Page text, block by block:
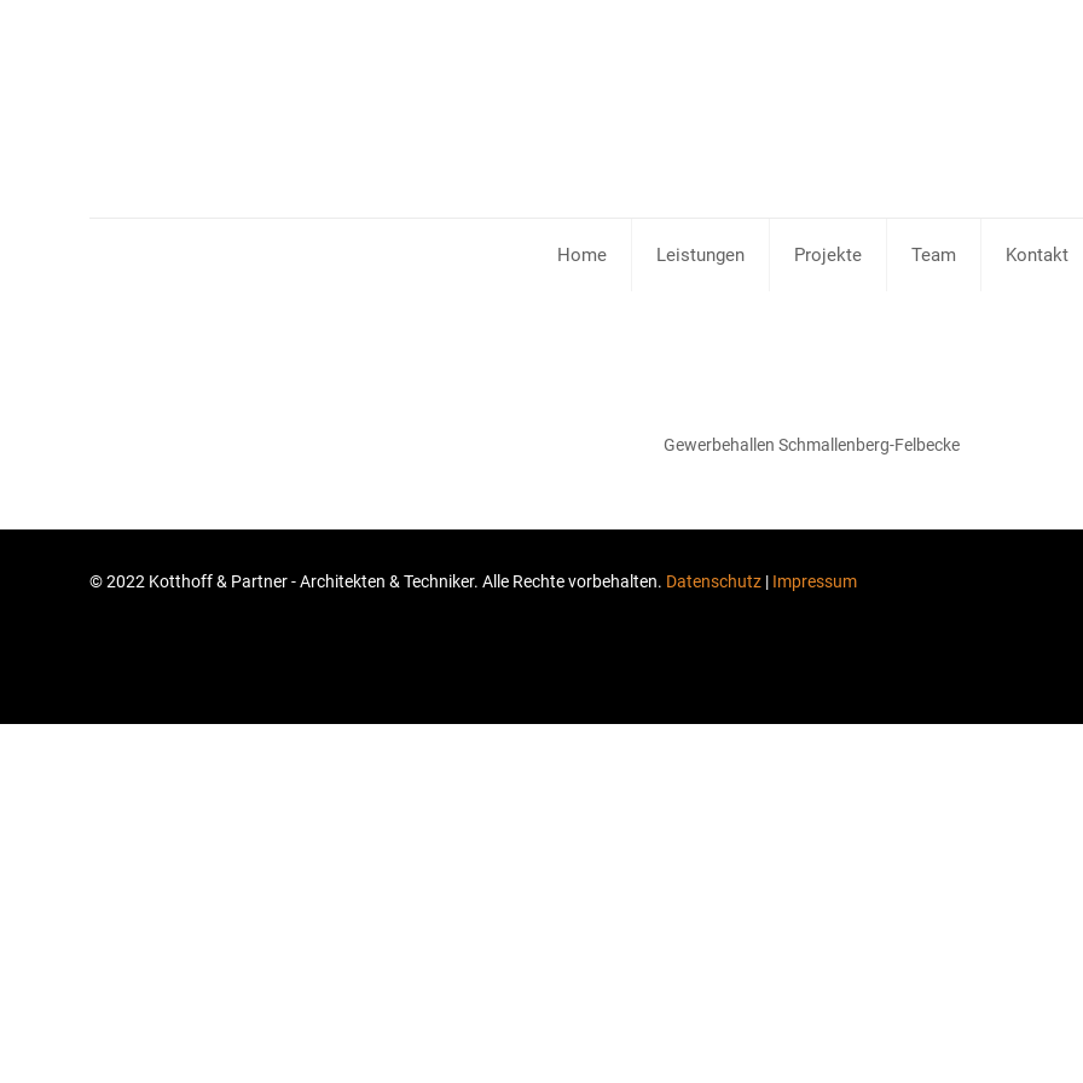
Home Leistungen Projekte Team Kontakt
Gewerbehallen Schmallenberg-Felbecke
© 2022 Kotthoff & Partner - Architekten & Techniker. Alle Rechte vorbehalten. Datenschutz | Impressum